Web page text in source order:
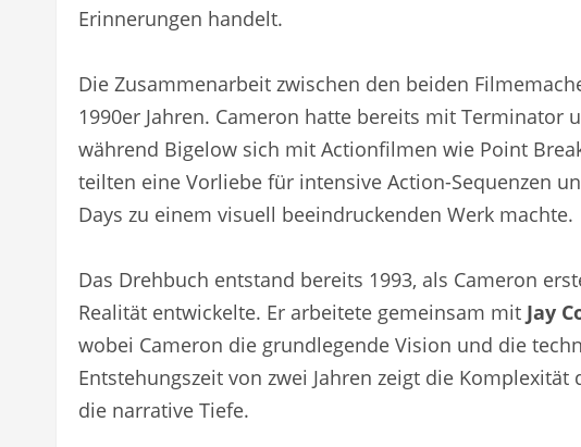
Erinnerungen handelt.
Die Zusammenarbeit zwischen den beiden
1990er Jahren. Cameron hatte bereits mit Terminator
während Bigelow sich mit Actionfilmen wie Point
teilten eine Vorliebe für intensive Action-Sequenzen
Days zu einem visuell beeindruckenden Werk machte.
Das Drehbuch entstand bereits 1993, als Cameron
Realität entwickelte. Er arbeitete gemeinsam mit Jay
wobei Cameron die grundlegende Vision und die
Entstehungszeit von zwei Jahren zeigt die
die narrative Tiefe.